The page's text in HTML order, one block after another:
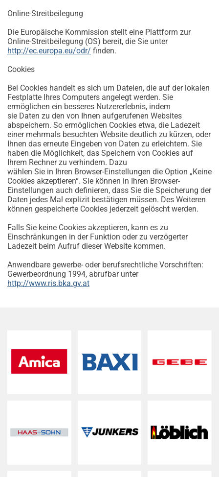
Online-Streitbeilegung
Die Europäische Kommission stellt eine Plattform zur
Online-Streitbeilegung (OS) bereit, die Sie unter
http://ec.europa.eu/odr/ finden.
Cookies
Bei Cookies handelt es sich um Dateien, die auf der lokalen
Festplatte Ihres Computers angelegt werden. Sie
ermöglichen ein besseres Nutzererlebnis, indem
sie Daten zu den von Ihnen aufgerufenen Websites
abspeichern. So ermöglichen Cookies etwa, die Ladezeit
einer mehrmals besuchten Website deutlich zu kürzen, oder
Ihnen das erneute Eingeben von Daten zu erleichtern. Sie
haben die Möglichkeit, das Speichern von Cookies auf
Ihrem Rechner zu verhindern. Dazu
wählen Sie in Ihren Browser-Einstellungen die Option „Keine
Cookies akzeptieren“. Sie können in Ihren Browser-
Einstellungen auch definieren, dass Sie die Speicherung der
Daten jedes Mal explizit bestätigen müssen. Des Weiteren
können gespeicherte Cookies jederzeit gelöscht werden.
Falls Sie keine Cookies akzeptieren, kann es zu
Einschränkungen in der Funktion oder zu verzögerter
Ladezeit beim Aufruf dieser Website kommen.
Anwendbare gewerbe- oder berufsrechtliche Vorschriften:
Gewerbeordnung 1994, abrufbar unter
http://www.ris.bka.gv.at